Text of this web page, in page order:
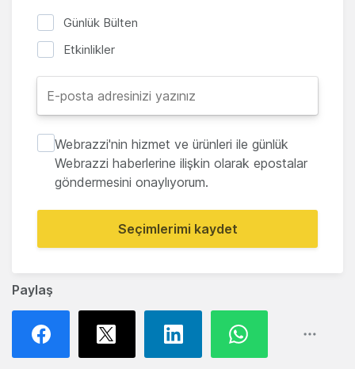
Paylaş
Günlük Bülten
Etkinlikler
Webrazzi'nin hizmet ve ürünleri ile günlük
Webrazzi haberlerine ilişkin olarak epostalar
göndermesini onaylıyorum.
Seçimlerimi kaydet